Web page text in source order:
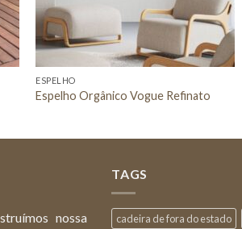
ESPELHO
Espelho Orgânico Vogue Refinato
nossa
TAGS
cadeira de fora do estado